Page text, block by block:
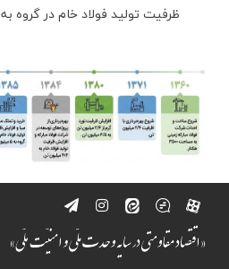
ظرفیت تولید فولاد خام در گروه به 8/12 میلیون تن